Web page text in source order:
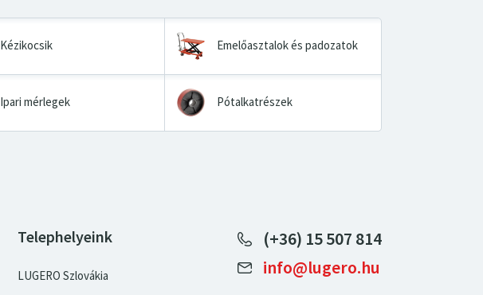
Kézikocsik Emelőasztalok és padozatok
Ipari mérlegek Pótalkatrészek
Telephelyeink
LUGERO Szlovákia
(+36) 15 507 814
info@lugero.hu